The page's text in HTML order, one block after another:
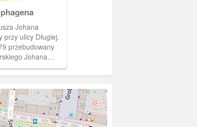
Johana
przy ulicy Długiej.
przebudowany
Johana
Koszt przebudowy i
275 000